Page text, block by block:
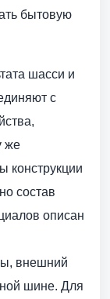
бытовую
шасси и
с
же
конструкции
состав
описан
внешний
шине. Для